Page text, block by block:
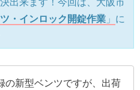
出来ます！今回は、大阪市
・インロック開錠作業 」 に
の新型ベンツですが、出荷